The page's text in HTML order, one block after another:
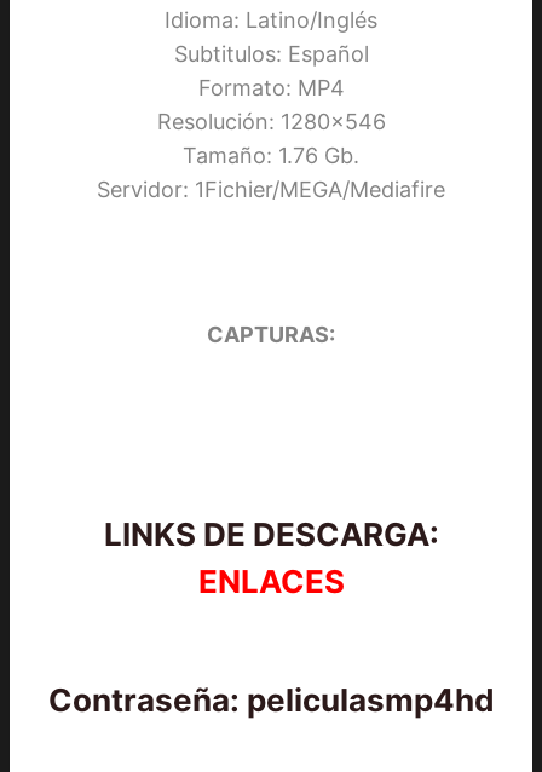
Idioma: Latino/Inglés
Subtitulos: Español
Formato: MP4
Resolución: 1280×546
Tamaño: 1.76 Gb.
Servidor: 1Fichier/MEGA/Mediafire
CAPTURAS:
LINKS DE DESCARGA:
ENLACES
Contraseña: peliculasmp4hd